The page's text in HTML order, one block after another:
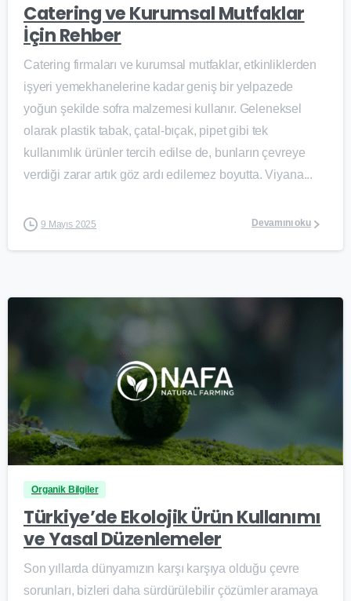
Catering ve Kurumsal Mutfaklar
İçin Rehber
Catering firmaları ve kurumsal mutfaklar, etkinliklerden
işyeri yemekhanelerine kadar geniş bir yelpazede
yoğun şekilde sofra malzemesi kullanır. Geleneksel
olarak plastik tabak, çatal-bıçak, pipet gibi tek
kullanımlık ürünler tercih edilse de, bunların çevreye
verdiği zarar artık göz ardı edilemez boyutta. Viyana...
9 Mayıs 2025 Devamını oku
Organik Bilgiler
Türkiye’de Ekolojik Ürün Kullanımı
ve Yasal Düzenlemeler
Son yıllarda dünyamızın karşı karşıya olduğu çevre
sorunları, bizleri daha sürdürülebilir çözümler aramaya